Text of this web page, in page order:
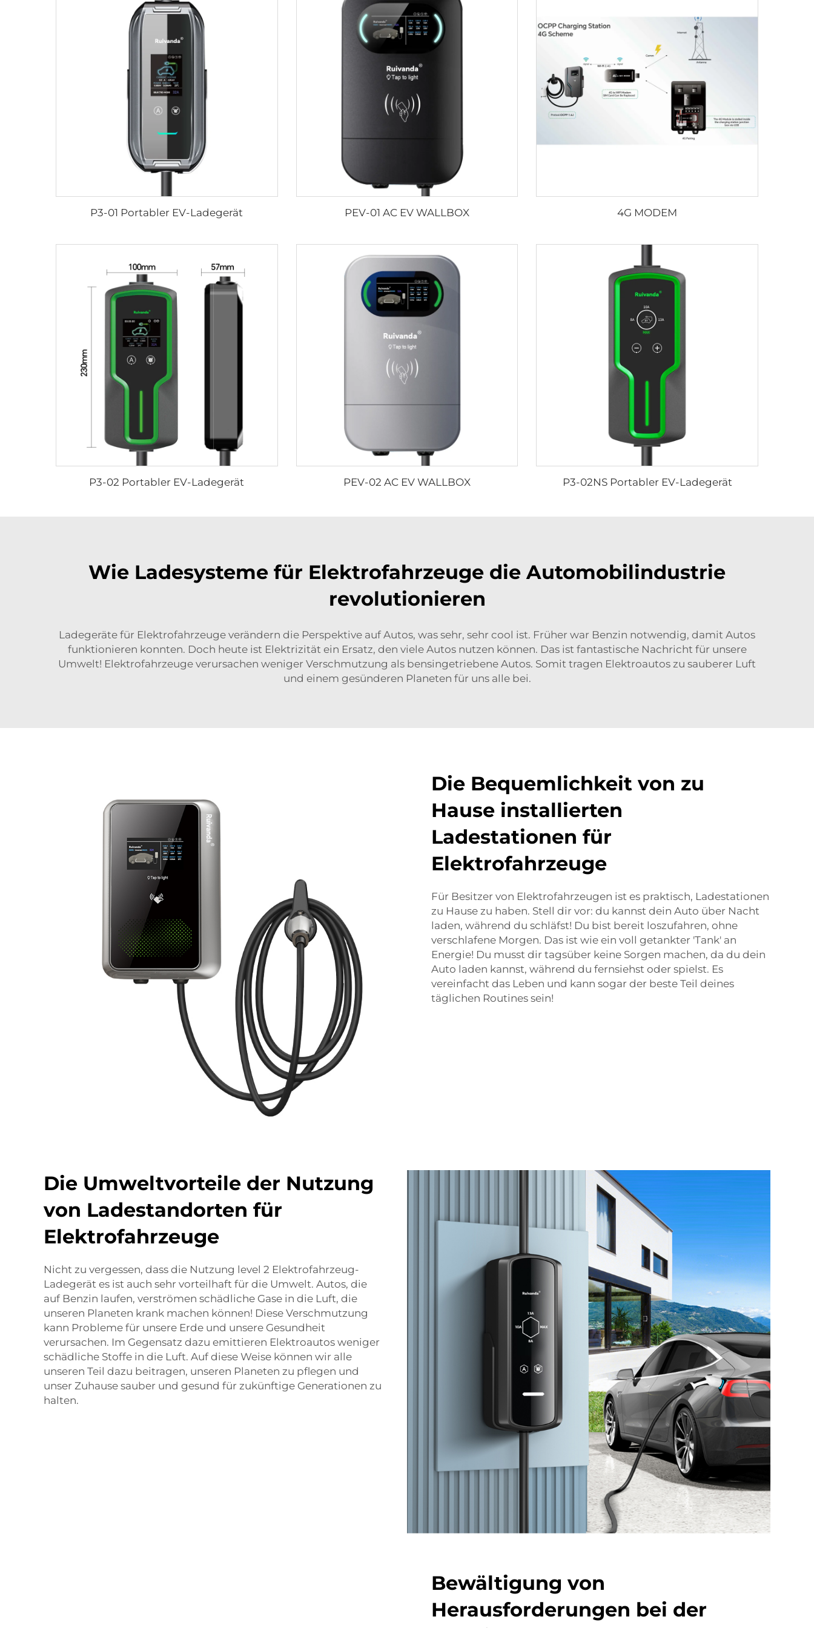
P3-01 Portabler EV-Ladegerät PEV-01 AC EV WALLBOX 4G MODEM
P3-02 Portabler EV-Ladegerät PEV-02 AC EV WALLBOX P3-02NS Portabler EV-Ladegerät
Wie Ladesysteme für Elektrofahrzeuge die Automobilindustrie
revolutionieren
Ladegeräte für Elektrofahrzeuge verändern die Perspektive auf Autos, was sehr, sehr cool ist. Früher war Benzin notwendig, damit Autos
funktionieren konnten. Doch heute ist Elektrizität ein Ersatz, den viele Autos nutzen können. Das ist fantastische Nachricht für unsere
Umwelt! Elektrofahrzeuge verursachen weniger Verschmutzung als bensingetriebene Autos. Somit tragen Elektroautos zu sauberer Luft
und einem gesünderen Planeten für uns alle bei.
Die Bequemlichkeit von zu
Hause installierten
Ladestationen für
Elektrofahrzeuge
Für Besitzer von Elektrofahrzeugen ist es praktisch, Ladestationen
zu Hause zu haben. Stell dir vor: du kannst dein Auto über Nacht
laden, während du schläfst! Du bist bereit loszufahren, ohne
verschlafene Morgen. Das ist wie ein voll getankter 'Tank' an
Energie! Du musst dir tagsüber keine Sorgen machen, da du dein
Auto laden kannst, während du fernsiehst oder spielst. Es
vereinfacht das Leben und kann sogar der beste Teil deines
täglichen Routines sein!
Die Umweltvorteile der Nutzung
von Ladestandorten für
Elektrofahrzeuge
Nicht zu vergessen, dass die Nutzung level 2 Elektrofahrzeug-
Ladegerät es ist auch sehr vorteilhaft für die Umwelt. Autos, die
auf Benzin laufen, verströmen schädliche Gase in die Luft, die
unseren Planeten krank machen können! Diese Verschmutzung
kann Probleme für unsere Erde und unsere Gesundheit
verursachen. Im Gegensatz dazu emittieren Elektroautos weniger
schädliche Stoffe in die Luft. Auf diese Weise können wir alle
unseren Teil dazu beitragen, unseren Planeten zu pflegen und
unser Zuhause sauber und gesund für zukünftige Generationen zu
halten.
Bewältigung von
Herausforderungen bei der